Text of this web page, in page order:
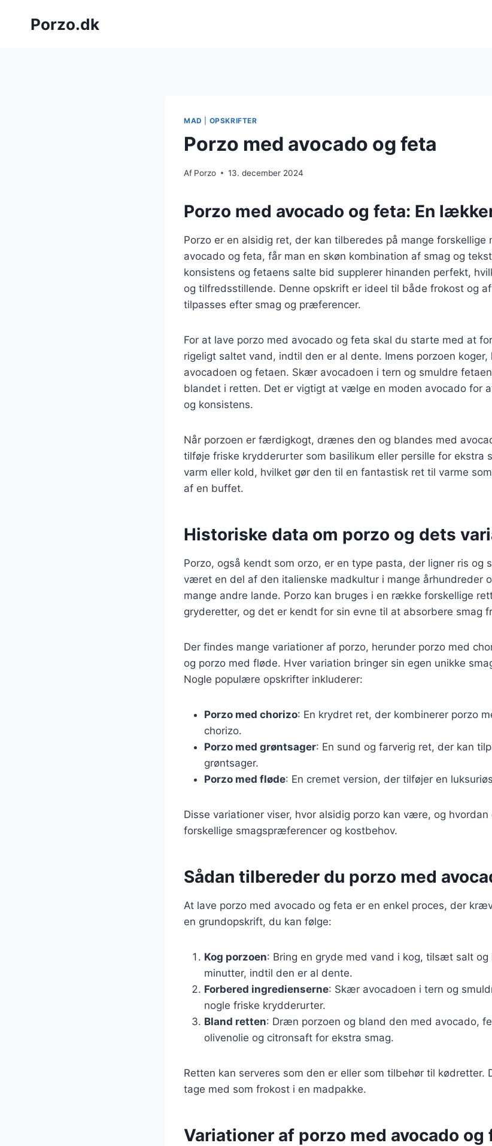
Porzo.dk
MAD OPSKRIFTER
Porzo med avocado og feta
Af Porzo 13. december 2024
Porzo med avocado og feta: En
Porzo er en alsidig ret, der kan tilberedes på mange forskellige
avocado og feta, får man en skøn kombination af smag og
konsistens og fetaens salte bid supplerer hinanden perfekt,
og tilfredsstillende. Denne opskrift er ideel til både frokost og
tilpasses efter smag og præferencer.
For at lave porzo med avocado og feta skal du starte med at
rigeligt saltet vand, indtil den er al dente. Imens porzoen
avocadoen og fetaen. Skær avocadoen i tern og smuldre
blandet i retten. Det er vigtigt at vælge en moden avocado for
og konsistens.
Når porzoen er færdigkogt, drænes den og blandes med
tilføje friske krydderurter som basilikum eller persille for ekstra
varm eller kold, hvilket gør den til en fantastisk ret til varme
af en buffet.
Historiske data om porzo og dets
Porzo, også kendt som orzo, er en type pasta, der ligner ris og
været en del af den italienske madkultur i mange århundreder
mange andre lande. Porzo kan bruges i en række forskellige
gryderetter, og det er kendt for sin evne til at absorbere smag
Der findes mange variationer af porzo, herunder porzo med
og porzo med fløde. Hver variation bringer sin egen unikke
Nogle populære opskrifter inkluderer:
Porzo med chorizo: En krydret ret, der kombinerer porzo
chorizo.
Porzo med grøntsager: En sund og farverig ret, der kan
grøntsager.
Porzo med fløde: En cremet version, der tilføjer en
Disse variationer viser, hvor alsidig porzo kan være, og
forskellige smagspræferencer og kostbehov.
Sådan tilbereder du porzo med
At lave porzo med avocado og feta er en enkel proces, der
en grundopskrift, du kan følge:
Kog porzoen: Bring en gryde med vand i kog, tilsæt salt og
minutter, indtil den er al dente.
Forbered ingredienserne: Skær avocadoen i tern og
nogle friske krydderurter.
Bland retten: Dræn porzoen og bland den med avocado,
olivenolie og citronsaft for ekstra smag.
Retten kan serveres som den er eller som tilbehør til kødretter.
tage med som frokost i en madpakke.
Variationer af porzo med avocado og